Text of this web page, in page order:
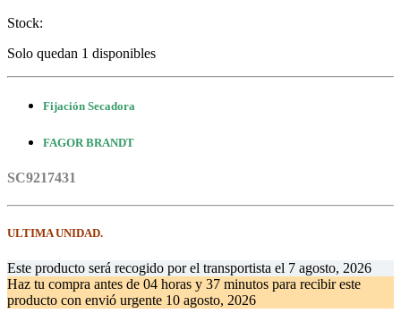
Stock:
Solo quedan 1 disponibles
Fijación Secadora
FAGOR BRANDT
SC9217431
ULTIMA UNIDAD.
Este producto será recogido por el transportista el 7 agosto, 2026
Haz tu compra antes de 04 horas y 37 minutos para recibir este
producto con envió urgente 10 agosto, 2026